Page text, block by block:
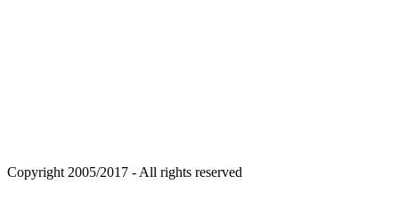
Copyright 2005/2017 - All rights reserved